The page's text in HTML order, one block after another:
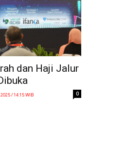
dan Haji Jalur
/ 14:15 WIB 0